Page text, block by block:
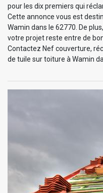
pour les dix premiers qui
Cette annonce vous est
Wamin dans le 62770. De
votre projet reste entre de
Contactez Nef couverture,
de tuile sur toiture à Wamin